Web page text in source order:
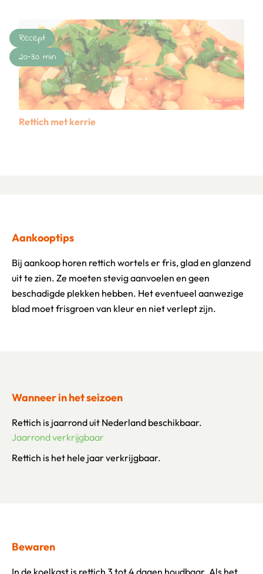
Rettich met kerrie
Recept
20-30 min
Aankooptips
Bij aankoop horen rettich wortels er fris, glad en glanzend
uit te zien. Ze moeten stevig aanvoelen en geen
beschadigde plekken hebben. Het eventueel aanwezige
blad moet frisgroen van kleur en niet verlept zijn.
Wanneer in het seizoen
Rettich is jaarrond uit Nederland beschikbaar.
Jaarrond verkrijgbaar
Rettich is het hele jaar verkrijgbaar.
Bewaren
In de koelkast is rettich 3 tot 4 dagen houdbaar. Als het